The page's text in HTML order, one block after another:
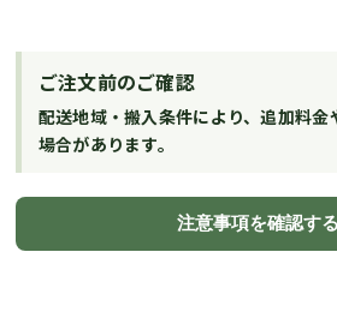
ご注文前のご確認
配送地域・搬入条件により、追加料金
場合があります。
注意事項を確認する